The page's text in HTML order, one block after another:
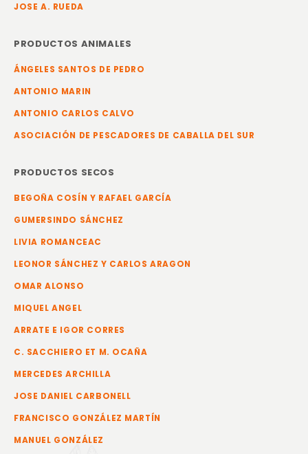
JOSE A. RUEDA
PRODUCTOS ANIMALES
ÁNGELES SANTOS DE PEDRO
ANTONIO MARIN
ANTONIO CARLOS CALVO
ASOCIACIÓN DE PESCADORES DE CABALLA DEL SUR
PRODUCTOS SECOS
BEGOÑA COSÍN Y RAFAEL GARCÍA
GUMERSINDO SÁNCHEZ
LIVIA ROMANCEAC
LEONOR SÁNCHEZ Y CARLOS ARAGON
OMAR ALONSO
MIQUEL ANGEL
ARRATE E IGOR CORRES
C. SACCHIERO ET M. OCAÑA
MERCEDES ARCHILLA
JOSE DANIEL CARBONELL
FRANCISCO GONZÁLEZ MARTÍN
MANUEL GONZÁLEZ